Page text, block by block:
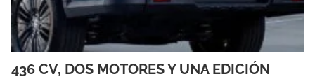
436 CV, DOS MOTORES Y UNA EDICIÓN